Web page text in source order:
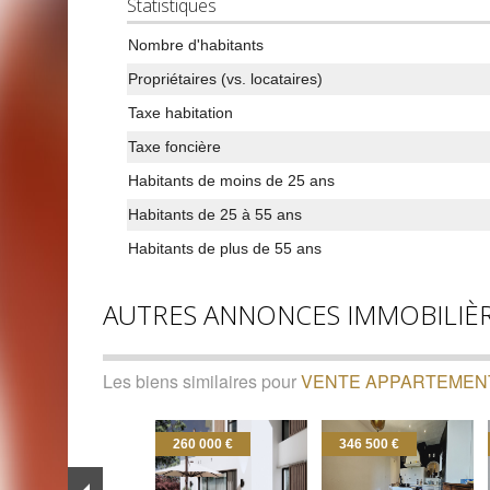
Statistiques
Nombre d'habitants
Propriétaires (vs. locataires)
Taxe habitation
Taxe foncière
Habitants de moins de 25 ans
Habitants de 25 à 55 ans
Habitants de plus de 55 ans
AUTRES ANNONCES
Les biens similaires pourVENTE
260 000 € 346 500 €